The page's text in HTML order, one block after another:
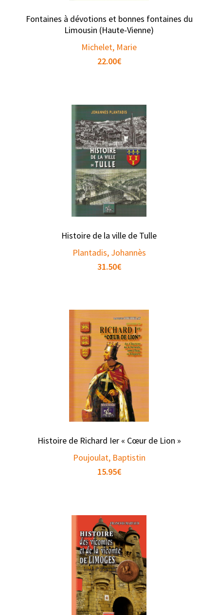
Fontaines à dévotions et bonnes fontaines du
Limousin (Haute-Vienne)
Michelet, Marie
22.00€
Histoire de la ville de Tulle
Plantadis, Johannès
31.50€
Histoire de Richard Ier « Cœur de Lion »
Poujoulat, Baptistin
15.95€